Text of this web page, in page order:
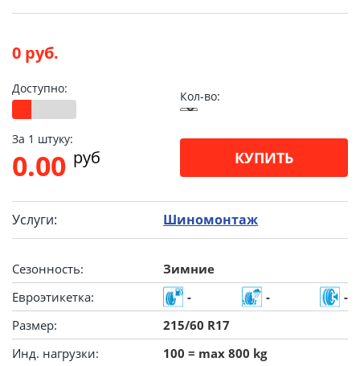
0 руб.
Доступно:
Кол-во:
За 1 штуку:
0.00 pуб КУПИТЬ
Услуги: Шиномонтаж
Сезонность:
Зимние
Евроэтикетка:
- -
-
Размер:
215/60 R17
Инд. нагрузки:
100 = max 800 kg